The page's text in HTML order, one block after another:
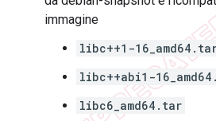
immagine
libc++1-
libc++abi1-
libc6_amd64.tar